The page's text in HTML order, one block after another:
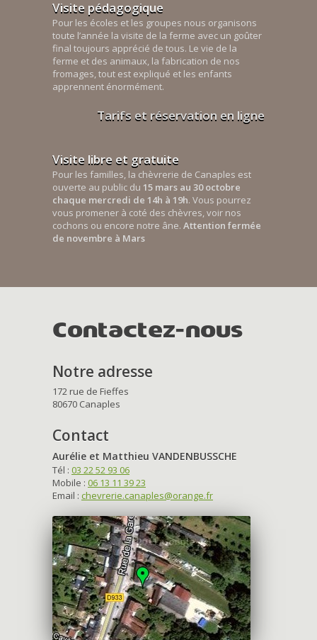
Visite pédagogique
Pour les écoles et les groupes nous organisons
toute l’année la visite de la ferme avec un goûter
final toujours apprécié de tous. Le vie de la
ferme et des animaux, la fabrication de nos
fromages, tout est expliqué et les enfants
apprennent énormément.
Tarifs et réservation en ligne
Visite libre et gratuite
Pour les familles, la chèvrerie de Canaples est
ouverte au public du 15 mars au 30 octobre
chaque mercredi de 14h à 19h. Vous pourrez
vous promener à coté des chèvres, voir nos
cochons ou encore notre âne. Attention fermée
de novembre à Mars
Contactez-nous
Notre adresse
172 rue de Fieffes
80670 Canaples
Contact
Aurélie et Matthieu VANDENBUSSCHE
Tél : 03 22 52 93 06
Mobile : 06 13 11 39 23
Email : chevrerie.canaples@orange.fr